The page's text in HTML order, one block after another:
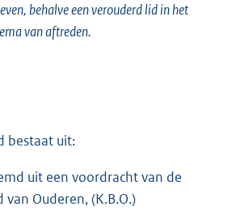
behalve een verouderd lid in het
van aftreden.
bestaat uit:
uit een voordracht van de
Ouderen, (K.B.O.)